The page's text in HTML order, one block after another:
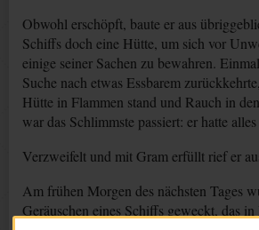
Obwohl erschöpft, baute er aus
Schiffs doch eine Hütte, um sich vor
einige seiner Sachen zu bewahren.
Suche nach etwas Essbarem
Hütte in Flammen stand und Rauch in
war das Schlimmste passiert: er hatte alles
Verzweifelt und mit Gram erfüllt rief er
Am frühen Morgen des nächsten Tages
Geräuschen eines Schiffs geweckt, das